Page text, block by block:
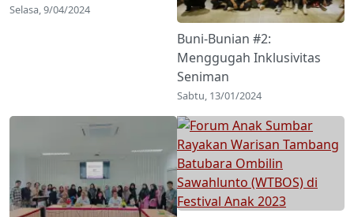
Selasa, 9/04/2024
Buni-Bunian #2:
Menggugah Inklusivitas
Seniman
Sabtu, 13/01/2024